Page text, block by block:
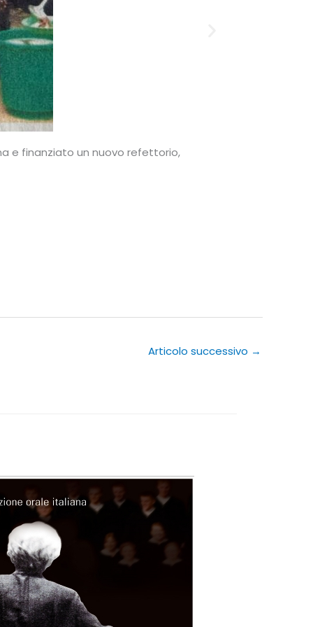
e finanziato un nuovo refettorio,
Articolo successivo →